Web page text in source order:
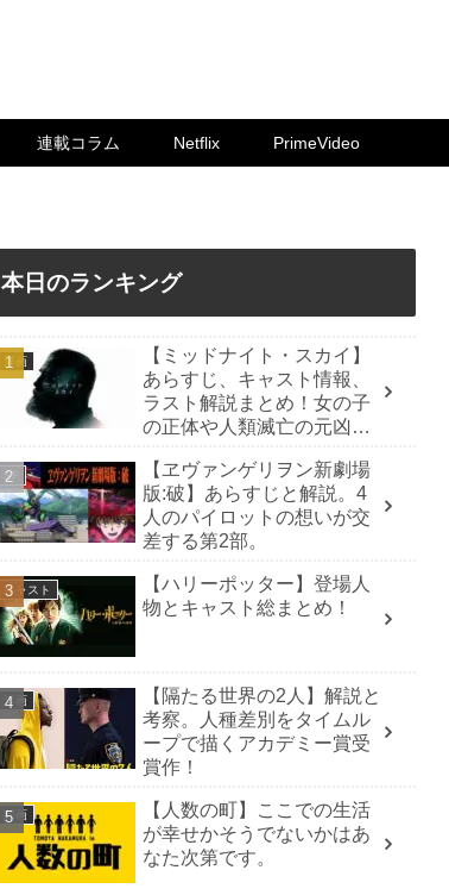
連載コラム Netflix PrimeVideo
本日のランキング
洋画
【ミッドナイト・スカイ】
あらすじ、キャスト情報、
ラスト解説まとめ！女の子
の正体や人類滅亡の元凶
SF
【ヱヴァンゲリヲン新劇場
版:破】あらすじと解説。4
人のパイロットの想いが交
差する第2部。
キャスト
【ハリーポッター】登場人
物とキャスト総まとめ！
洋画
【隔たる世界の2人】解説と
考察。人種差別をタイムル
ープで描くアカデミー賞受
賞作！
邦画
【人数の町】ここでの生活
が幸せかそうでないかはあ
なた次第です。